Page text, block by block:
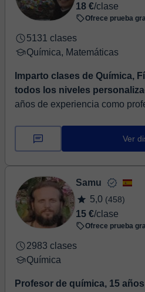
18 €/clase
Ofrece prueba
5131 clases
Química, Matemáticas
Imparto clases de Química,
todos los niveles
años de experiencia como
Universitario, tanto para
Ver
Samu
5,0 (458)
15 €/clase
Ofrece prueba
2983 clases
Química
Profesor de química, 15